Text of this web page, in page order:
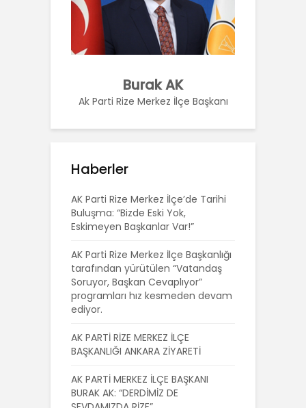
Burak AK
Ak Parti Rize Merkez İlçe Başkanı
Haberler
AK Parti Rize Merkez İlçe’de Tarihi
Buluşma: “Bizde Eski Yok,
Eskimeyen Başkanlar Var!”
AK Parti Rize Merkez İlçe Başkanlığı
tarafından yürütülen “Vatandaş
Soruyor, Başkan Cevaplıyor”
programları hız kesmeden devam
ediyor.
AK PARTİ RİZE MERKEZ İLÇE
BAŞKANLIĞI ANKARA ZİYARETİ
AK PARTİ MERKEZ İLÇE BAŞKANI
BURAK AK: “DERDİMİZ DE